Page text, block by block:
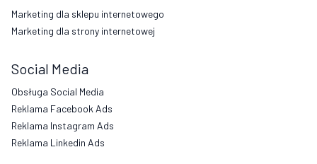
Marketing dla sklepu internetowego
Marketing dla strony internetowej
Social Media
Obsługa Social Media
Reklama Facebook Ads
Reklama Instagram Ads
Reklama Linkedin Ads